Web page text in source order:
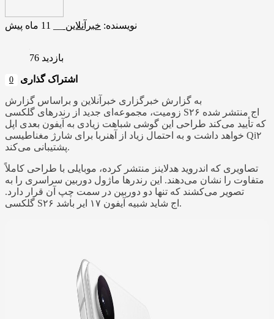
نویسنده: خبرآنلاین 11 ماه پیش
بازدید 76
اشتراک گذاری 0
به گزارش خبرگزاری خبرآنلاین و براساس گزارش
زومیت، مجموعه‌ای جدید از رندرهای گلکسی S۲۶ اج منتشر شده
که تأیید می‌کند طراحی این گوشی شباهت زیادی به آیفون بعدی اپل
خواهد داشت و به احتمال زیاد از آهنربا برای شارژ مغناطیسی Qi۲
پشتیبانی می‌کند.
تصاویری که اندروید هدلاینز منتشر کرده، موبایلی با طراحی کاملاً
متفاوت را نشان می‌دهند. این رندرها ماژول دوربین سراسری را به
تصویر می‌کشند که تنها دو دوربین در سمت چپ آن قرار دارد.
گلکسی S۲۶ اج شاید شبیه آیفون ۱۷ ایر باشد.